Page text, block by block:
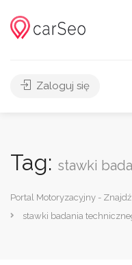
Zaloguj się
Tag: stawki
Portal Motoryzacyjny -
stawki badania